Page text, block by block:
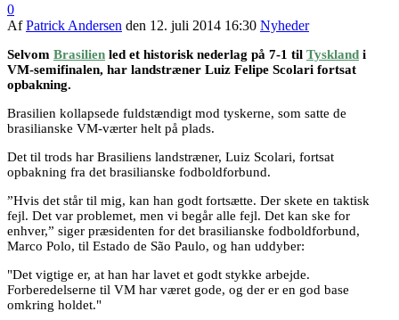
0
AfPatrick Andersen den 12. juli 2014 16:30 Nyheder
Selvom Brasilien led et historisk nederlag på 7-1 til Tyskland i
VM-semifinalen, har landstræner Luiz Felipe Scolari fortsat
opbakning.
Brasilien kollapsede fuldstændigt mod tyskerne, som satte de
brasilianske VM-værter helt på plads.
Det til trods har Brasiliens landstræner, Luiz Scolari, fortsat
opbakning fra det brasilianske fodboldforbund.
”Hvis det står til mig, kan han godt fortsætte. Der skete en taktisk
fejl. Det var problemet, men vi begår alle fejl. Det kan ske for
enhver,” siger præsidenten for det brasilianske fodboldforbund,
Marco Polo, til Estado de São Paulo, og han uddyber:
"Det vigtige er, at han har lavet et godt stykke arbejde.
Forberedelserne til VM har været gode, og der er en god base
omkring holdet."